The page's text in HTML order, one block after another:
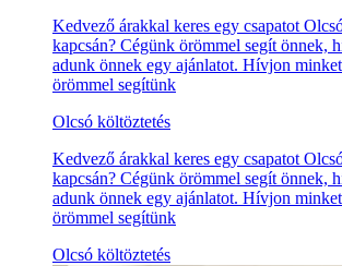
Kedvező árakkal keres egy csapatot
kapcsán? Cégünk örömmel segít önnek,
adunk önnek egy ajánlatot. Hívjon
örömmel segítünk
Olcsó költöztetés
Kedvező árakkal keres egy csapatot
kapcsán? Cégünk örömmel segít önnek,
adunk önnek egy ajánlatot. Hívjon
örömmel segítünk
Olcsó költöztetés